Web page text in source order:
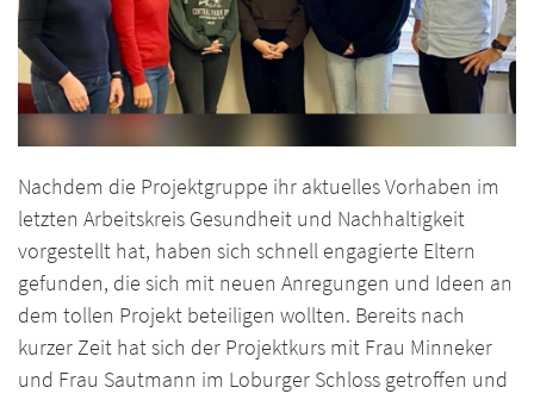
Nachdem die Projektgruppe ihr aktuelles Vorhaben im
letzten Arbeitskreis Gesundheit und Nachhaltigkeit
vorgestellt hat, haben sich schnell engagierte Eltern
gefunden, die sich mit neuen Anregungen und Ideen an
dem tollen Projekt beteiligen wollten. Bereits nach
kurzer Zeit hat sich der Projektkurs mit Frau Minneker
und Frau Sautmann im Loburger Schloss getroffen und